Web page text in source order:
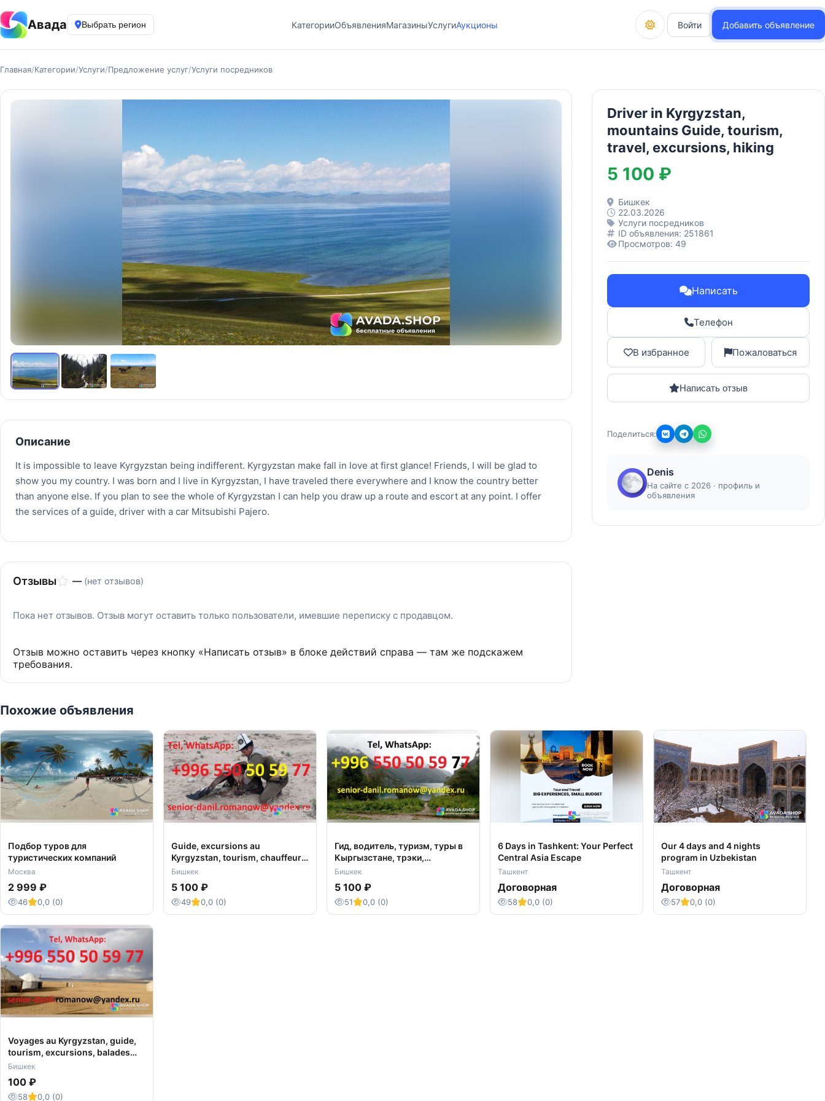
Авада Выбрать регион КатегорииОбъявленияМагазиныУслугиАукционы Войти Добавить объявление
Главная/Категории/Услуги/Предложение услуг/Услуги посредников
5 100 ₽
Driver in Kyrgyzstan,
mountains Guide, tourism,
travel, excursions, hiking
Бишкек
22.03.2026
Услуги посредников
ID объявления: 251861
Просмотров: 49
Написать
Телефон
В избранное Пожаловаться
Написать отзыв
Поделиться:
Denis
На сайте с 2026 · профиль и
объявления
Описание
It is impossible to leave Kyrgyzstan being indifferent. Kyrgyzstan make fall in love at first glance! Friends, I will be glad to
show you my country. I was born and I live in Kyrgyzstan, I have traveled there everywhere and I know the country better
than anyone else. If you plan to see the whole of Kyrgyzstan I can help you draw up a route and escort at any point. I offer
the services of a guide, driver with a car Mitsubishi Pajero.
Отзывы — (нет отзывов)
Пока нет отзывов. Отзыв могут оставить только пользователи, имевшие переписку с продавцом.
Отзыв можно оставить через кнопку «Написать отзыв» в блоке действий справа — там же подскажем
требования.
Похожие объявления
Подбор туров для
туристических компаний
Москва
2 999 ₽
46 0,0 (0)
Guide, excursions au
Kyrgyzstan, tourism, chauffeur
voyages, balades aux
Бишкек
5 100 ₽
49 0,0 (0)
Гид, водитель, туризм, туры в
Кыргызстане, трэки,
путешествия, горы, в Киргизии
Бишкек
5 100 ₽
51 0,0 (0)
6 Days in Tashkent: Your Perfect
Central Asia Escape
Ташкент
Договорная
58 0,0 (0)
Our 4 days and 4 nights
program in Uzbekistan
Ташкент
Договорная
57 0,0 (0)
Voyages au Kyrgyzstan, guide,
tourism, excursions, balades
aux montagnes, chauffeur
Бишкек
100 ₽
58 0,0 (0)